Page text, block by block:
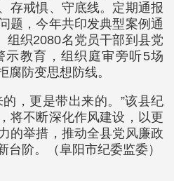
存戒惧、守底线。定期通报
题，今年共印发典型案例通
组织2080名党员干部到县党
示教育，组织庭审旁听5场
腐防变思想防线。
，更是带出来的。”该县纪
将不断深化作风建设，以更
的举措，推动全县党风廉政
台阶。（阜阳市纪委监委）